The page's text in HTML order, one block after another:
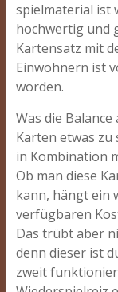
spielmaterial ist
hochwertig und
Kartensatz mit
Einwohnern ist
worden.
Was die
Karten etwas zu
in Kombination
Ob man diese
kann, hängt ein
verfügbaren
Das trübt aber
denn dieser ist
zweit